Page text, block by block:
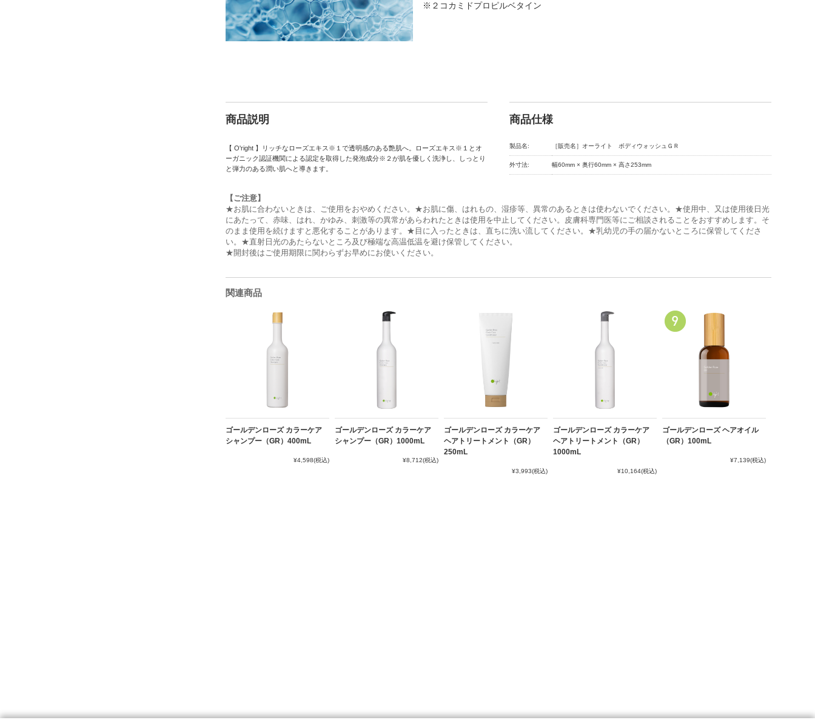
※２コカミドプロピルベタイン
商品説明
【 O'right 】リッチなローズエキス※１で透明感のある艶肌へ。ローズエキス※１とオ
ーガニック認証機関による認定を取得した発泡成分※２が肌を優しく洗浄し、しっとり
と弾力のある潤い肌へと導きます。
商品仕様
製品名: ［販売名］オーライト ボディウォッシュＧＲ
外寸法: 幅60mm × 奥行60mm × 高さ253mm
【ご注意】
★お肌に合わないときは、ご使用をおやめください。★お肌に傷、はれもの、湿疹等、異常のあるときは使わないでください。★使用中、又は使用後日光
にあたって、赤味、はれ、かゆみ、刺激等の異常があらわれたときは使用を中止してください。皮膚科専門医等にご相談されることをおすすめします。そ
のまま使用を続けますと悪化することがあります。★目に入ったときは、直ちに洗い流してください。★乳幼児の手の届かないところに保管してくださ
い。★直射日光のあたらないところ及び極端な高温低温を避け保管してください。
★開封後はご使用期限に関わらずお早めにお使いください。
関連商品
ゴールデンローズ カラーケア
シャンプー（GR）400mL
¥4,598(税込)
ゴールデンローズ カラーケア
シャンプー（GR）1000mL
¥8,712(税込)
ゴールデンローズ カラーケア
ヘアトリートメント（GR）
250mL
¥3,993(税込)
ゴールデンローズ カラーケア
ヘアトリートメント（GR）
1000mL
¥10,164(税込)
ゴールデンローズ ヘアオイル
（GR）100mL
¥7,139(税込)